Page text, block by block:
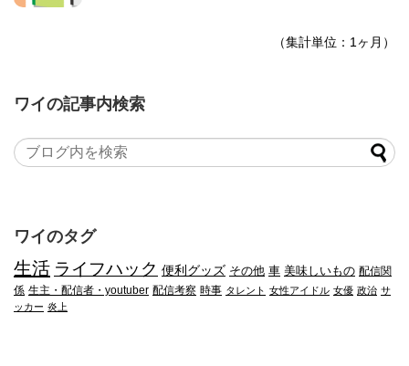
（集計単位：1ヶ月）
ワイの記事内検索
ワイのタグ
生活 ライフハック 便利グッズ その他 車 美味しいもの 配信関
係 生主・配信者・youtuber 配信考察 時事 タレント 女性アイドル 女優 政治 サ
ッカー 炎上